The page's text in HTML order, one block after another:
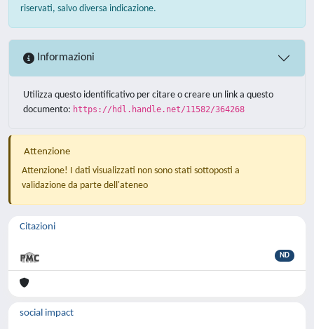
riservati, salvo diversa indicazione.
Informazioni
Utilizza questo identificativo per citare o creare un link a questo
documento: https://hdl.handle.net/11582/364268
Attenzione
Attenzione! I dati visualizzati non sono stati sottoposti a
validazione da parte dell'ateneo
Citazioni
ND
social impact